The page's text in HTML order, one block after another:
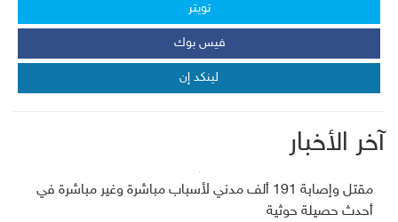
تويتر
فيس بوك
لينكد إن
آخر الأخبار
مقتل وإصابة 191 ألف مدني لأسباب مباشرة وغير مباشرة في
أحدث حصيلة حوثية